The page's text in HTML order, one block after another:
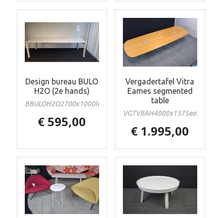
Design bureau BULO
H2O (2e hands)
BBULOH2O2700x1000le
€ 595,00
Vergadertafel Vitra
Eames segmented
table
VGTVitAH4000x1375eames
€ 1.995,00